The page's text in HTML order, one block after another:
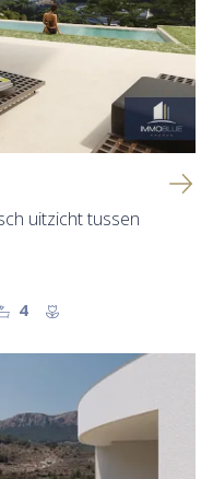
uitzicht tussen
4